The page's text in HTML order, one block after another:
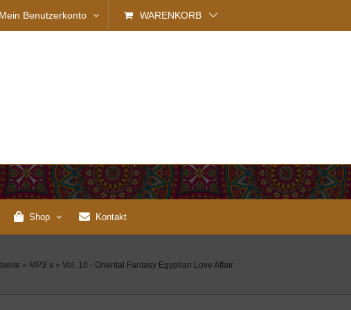
Mein Benutzerkonto WARENKORB
Shop Kontakt
» MP3´s » Vol. 10 - Oriental Fantasy Egyptian Love Affair